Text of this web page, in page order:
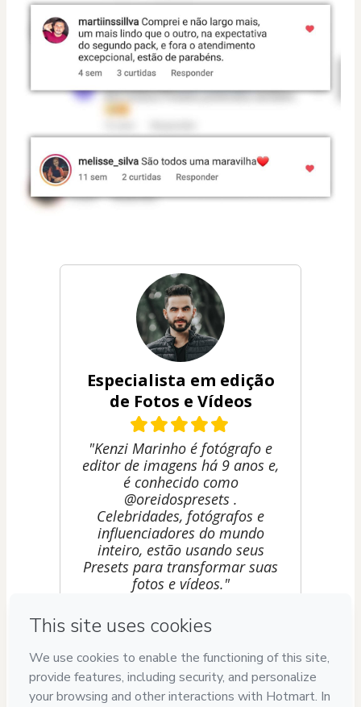
Especialista em edição
de Fotos e Vídeos
"Kenzi Marinho é fotógrafo e
editor de imagens há 9 anos e,
é conhecido como
@oreidospresets .
Celebridades, fotógrafos e
influenciadores do mundo
inteiro, estão usando seus
Presets para transformar suas
fotos e vídeos."
Your information is 100% secure